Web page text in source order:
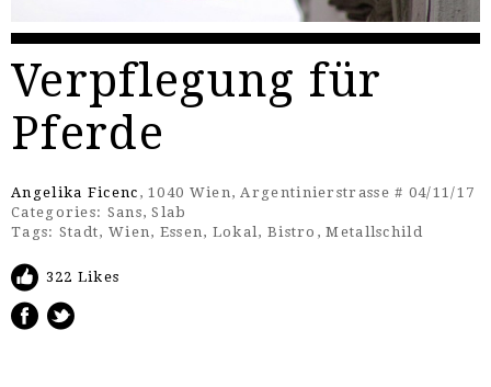
Verpflegung für
Pferde
Angelika Ficenc , 1040 Wien, Argentinierstrasse # 04/11/17
Categories: Sans,Slab
Tags: Stadt, Wien, Essen, Lokal, Bistro ,Metallschild
322 Likes